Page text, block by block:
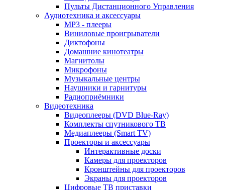
Пульты Дистанционного Управления
Аудиотехника и аксессуары
MP3 - плееры
Виниловые проигрыватели
Диктофоны
Домашние кинотеатры
Магнитолы
Микрофоны
Музыкальные центры
Наушники и гарнитуры
Радиоприёмники
Видеотехника
Видеоплееры (DVD Blue-Ray)
Комплекты спутникового ТВ
Медиаплееры (Smart TV)
Проекторы и аксессуары
Интерактивные доски
Камеры для проекторов
Кронштейны для проекторов
Экраны для проекторов
Цифровые ТВ приставки